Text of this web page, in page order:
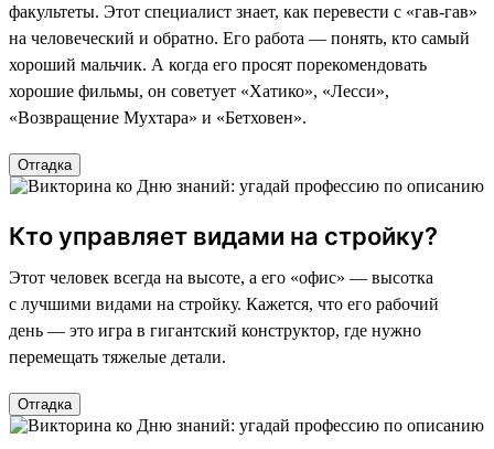
факультеты. Этот специалист знает, как перевести с «гав-гав»
на человеческий и обратно. Его работа — понять, кто самый
хороший мальчик. А когда его просят порекомендовать
хорошие фильмы, он советует «Хатико», «Лесси»,
«Возвращение Мухтара» и «Бетховен».
Отгадка
Кто управляет видами на стройку?
Этот человек всегда на высоте, а его «офис» — высотка
с лучшими видами на стройку. Кажется, что его рабочий
день — это игра в гигантский конструктор, где нужно
перемещать тяжелые детали.
Отгадка